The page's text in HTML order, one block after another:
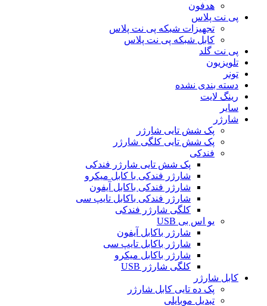
هدفون
پی نت پلاس
تجهیزات شبکه پی نت پلاس
کابل شبکه پی نت پلاس
پی نت گلد
تلویزیون
تونر
دسته بندی نشده
رینگ لایت
سایر
شارژر
پک شش تایی شارژر
پک شش تایی کلگی شارژر
فندکی
پک شش تایی شارژر فندکی
شارژر فندکی با کابل میکرو
شارژر فندکی باکابل آیفون
شارژر فندکی باکابل تایپ سی
کلگی شارژر فندکی
یو اس بی USB
شارژر باکابل آیفون
شارژر باکابل تایپ سی
شارژر باکابل میکرو
کلگی شارژر USB
کابل شارژر
پک ده تایی کابل شارژر
تبدیل موبایلی